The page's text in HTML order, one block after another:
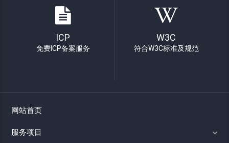
ICP
免费ICP备案服务
W3C
符合W3C标准及规范
网站首页
服务项目